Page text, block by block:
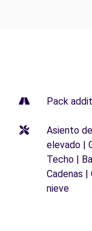
Pack
Asiento
elevado |
Techo |
Cadenas |
nieve